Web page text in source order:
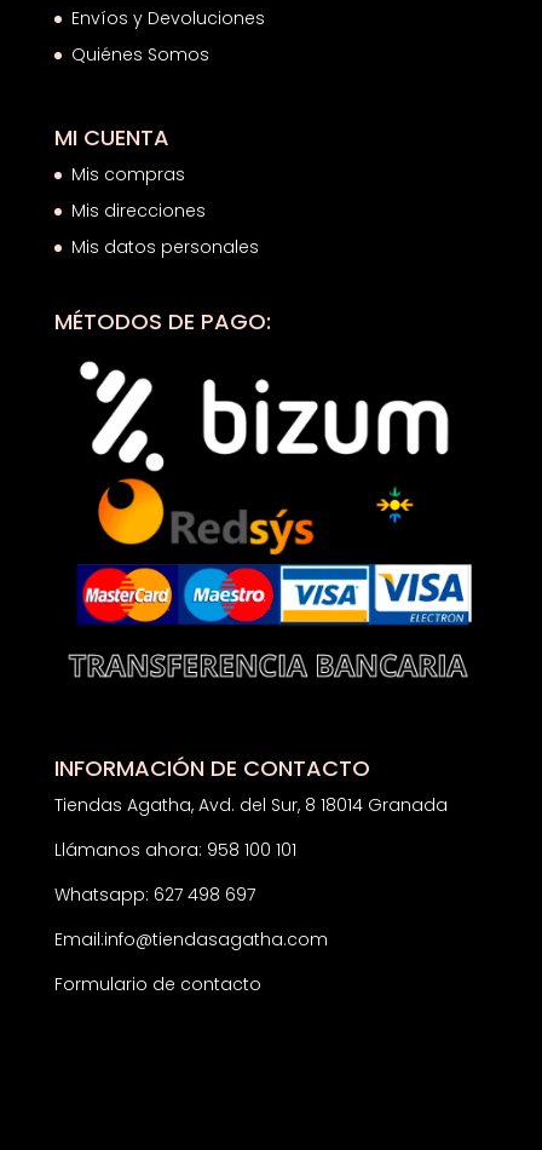
Envíos y Devoluciones
Quiénes Somos
MI CUENTA
Mis compras
Mis direcciones
Mis datos personales
MÉTODOS DE PAGO:
INFORMACIÓN DE CONTACTO
Tiendas Agatha, Avd. del Sur, 8 18014 Granada
Llámanos ahora: 958 100 101
Whatsapp: 627 498 697
Email:info@tiendasagatha.com
Formulario de contacto